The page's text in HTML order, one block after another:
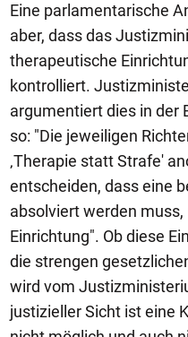
Eine parlamentarische
aber, dass das
therapeutische
kontrolliert.
argumentiert dies in der
so: "Die jeweiligen
‚Therapie statt Strafe'
entscheiden, dass eine
absolviert werden
Einrichtung". Ob diese
die strengen
wird vom
justizieller Sicht ist eine